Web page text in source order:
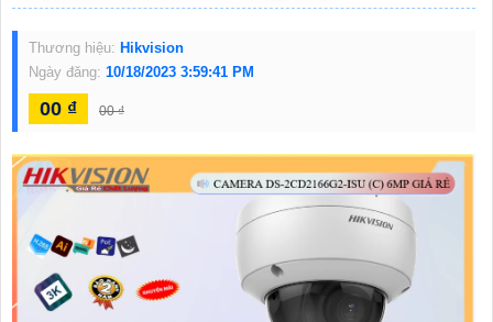
Thương hiệu: Hikvision
Ngày đăng: 10/18/2023 3:59:41 PM
00 ₫ 00 ₫